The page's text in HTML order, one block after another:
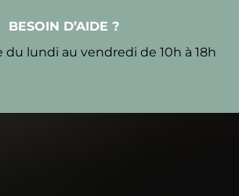
BESOIN D’AIDE ?
lundi au vendredi de 10h à 18h